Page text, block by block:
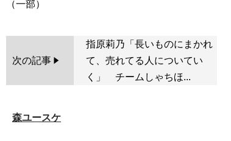
次の記事
指原莉乃「長いものにまかれ
て、売れてる人についてい
く」 チームしゃちほ...
森ユースケ